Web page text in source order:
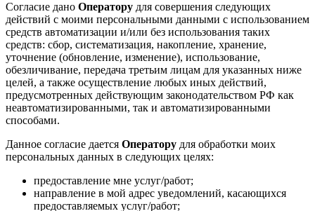
Согласие дано Оператору для совершения следующих
действий с моими персональными данными с использованием
средств автоматизации и/или без использования таких
средств: сбор, систематизация, накопление, хранение,
уточнение (обновление, изменение), использование,
обезличивание, передача третьим лицам для указанных ниже
целей, а также осуществление любых иных действий,
предусмотренных действующим законодательством РФ как
неавтоматизированными, так и автоматизированными
способами.
Данное согласие дается Оператору для обработки моих
персональных данных в следующих целях:
предоставление мне услуг/работ;
направление в мой адрес уведомлений, касающихся
предоставляемых услуг/работ;